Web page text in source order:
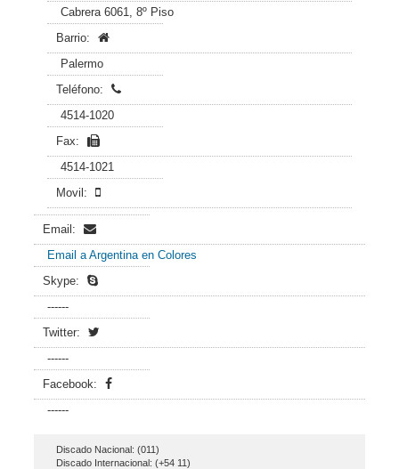
Cabrera 6061, 8º Piso
Barrio:
Palermo
Teléfono:
4514-1020
Fax:
4514-1021
Movil:
Email:
Email a Argentina en Colores
Skype:
------
Twitter:
------
Facebook:
------
Discado Nacional: (011)
Discado Internacional: (+54 11)